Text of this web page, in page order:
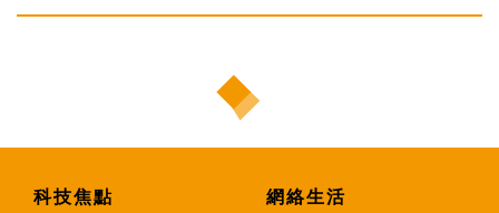
科技焦點 網絡生活